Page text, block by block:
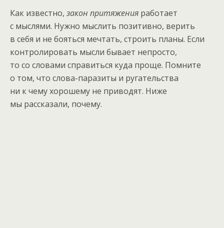
Как известно, закон притяжения работает
с мыслями. Нужно мыслить позитивно, верить
в себя и не бояться мечтать, строить планы. Если
контролировать мысли бывает непросто,
то со словами справиться куда проще. Помните
о том, что слова-паразиты и ругательства
ни к чему хорошему не приводят. Ниже
мы рассказали, почему.